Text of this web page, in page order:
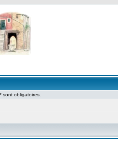
sont obligatoires.